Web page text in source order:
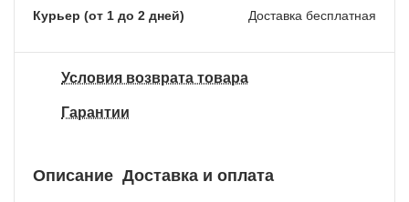
Курьер (от 1 до 2 дней) Доставка бесплатная
Условия возврата товара
Гарантии
Описание Доставка и оплата